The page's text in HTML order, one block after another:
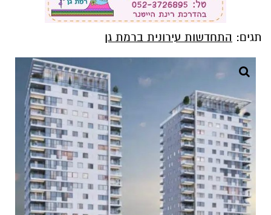
תגים: התחדשות עירונית ברמת גן